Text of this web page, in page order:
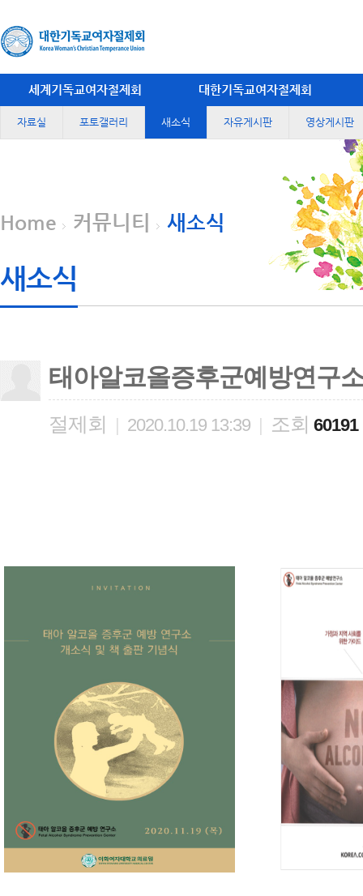
세계기독교여자절제회 대한기독교여자절제회
자료실 포토갤러리 새소식 자유게시판 영상게시판
Home 커뮤니티 새소식
새소식
태아알코올증후군예방연구
절제회 | 2020.10.19 13:39 | 조회 60191